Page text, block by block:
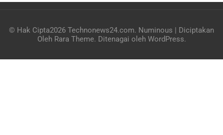
© Hak Cipta2026 Technonews24.com. Numinous | Diciptakan
Oleh Rara Theme. Ditenagai oleh WordPress.